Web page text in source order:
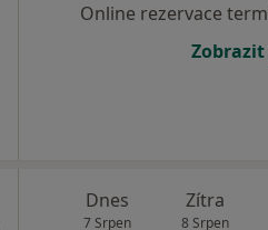
Online rezervace
Dnes
7 Srpen
Zítra
8 Srpen